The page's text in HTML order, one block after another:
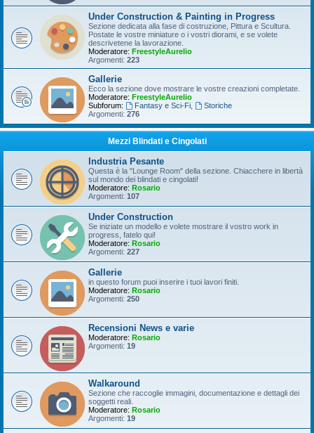
Under Construction & Painting in Progress
Sezione dedicata alla fase di costruzione, Pittura e Scultura.
Postate le vostre miniature o i vostri diorami, e se volete
descrivetene la lavorazione.
Moderatore: FreestyleAurelio
Argomenti: 223
Gallerie
Ecco la sezione dove mostrare le vostre creazioni completate.
Moderatore: FreestyleAurelio
Subforum:
Fantasy e Sci-Fi,
Storiche
Argomenti: 276
Mezzi Blindati e Cingolati
Industria Pesante
Questa è la "Lounge Room" della sezione. Chiacchere in libertà
sul mondo dei blindati e cingolati!
Moderatore: Rosario
Argomenti: 107
Under Construction
Se iniziate un modello e volete mostrare il vostro work in
progress, fatelo qui!
Moderatore: Rosario
Argomenti: 227
Gallerie
in questo forum puoi inserire i tuoi lavori finiti.
Moderatore: Rosario
Argomenti: 250
Recensioni News e varie
Moderatore: Rosario
Argomenti: 19
Walkaround
Sezione che raccoglie immagini, documentazione e dettagli dei
soggetti reali.
Moderatore: Rosario
Argomenti: 19